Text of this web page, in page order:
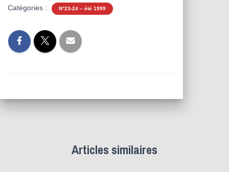
Catégories : N°23-24 – été 1999
Articles similaires